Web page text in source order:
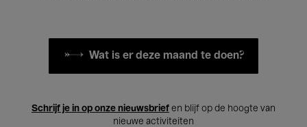
Wat is er deze maand te doen?
Schrijf je in op onze nieuwsbrief en blijf op de hoogte van
nieuwe activiteiten